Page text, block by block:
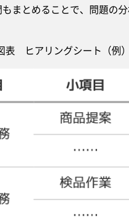
まとめることで、問題の
表 ヒアリングシート（例